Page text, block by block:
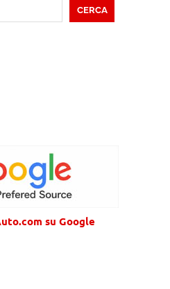
CERCA
su Google